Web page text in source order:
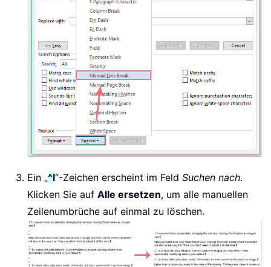
Ein „^l“-Zeichen erscheint im Feld Suchen nach.
Klicken Sie auf Alle ersetzen, um alle manuellen
Zeilenumbrüche auf einmal zu löschen.